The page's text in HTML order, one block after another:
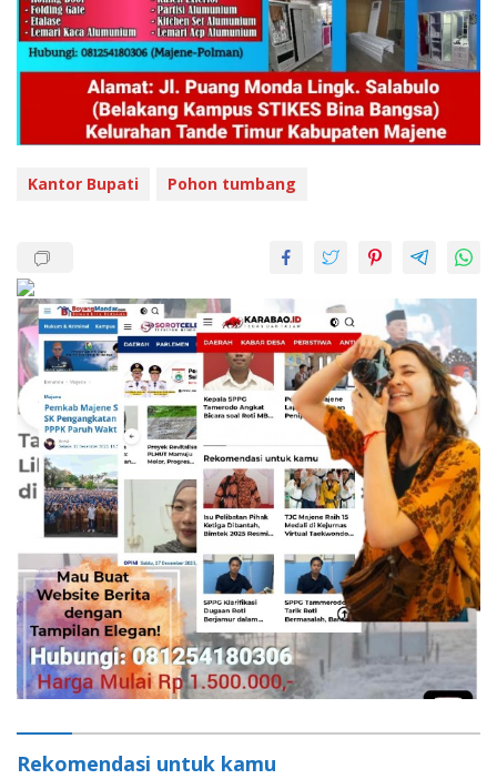
Kantor Bupati Pohon tumbang
Rekomendasi untuk kamu